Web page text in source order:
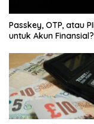
Passkey, OTP, atau
untuk Akun Finansial?